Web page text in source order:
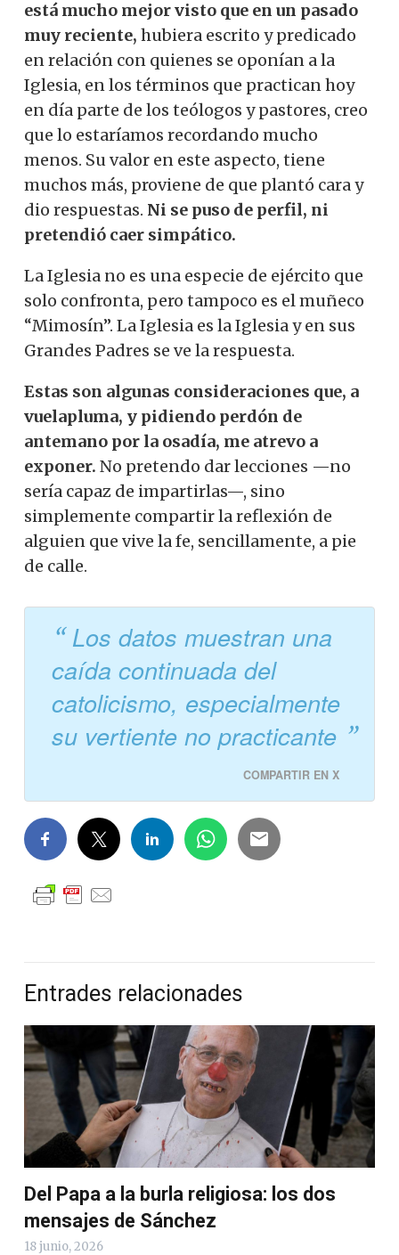
está mucho mejor visto que en un pasado
muy reciente, hubiera escrito y predicado
en relación con quienes se oponían a la
Iglesia, en los términos que practican hoy
en día parte de los teólogos y pastores, creo
que lo estaríamos recordando mucho
menos. Su valor en este aspecto, tiene
muchos más, proviene de que plantó cara y
dio respuestas. Ni se puso de perfil, ni
pretendió caer simpático.
La Iglesia no es una especie de ejército que
solo confronta, pero tampoco es el muñeco
“Mimosín”. La Iglesia es la Iglesia y en sus
Grandes Padres se ve la respuesta.
Estas son algunas consideraciones que, a
vuelapluma, y pidiendo perdón de
antemano por la osadía, me atrevo a
exponer. No pretendo dar lecciones —no
sería capaz de impartirlas—, sino
simplemente compartir la reflexión de
alguien que vive la fe, sencillamente, a pie
de calle.
Los datos muestran una
caída continuada del
catolicismo, especialmente
su vertiente no practicante
COMPARTIR EN X
Entrades relacionades
Del Papa a la burla religiosa: los dos
mensajes de Sánchez
18 junio, 2026